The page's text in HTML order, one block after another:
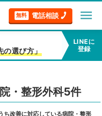
無料 電話相談 menu
選び方」
LINEに
登録
・整形外科5件
ち改善に対応している病院・整形